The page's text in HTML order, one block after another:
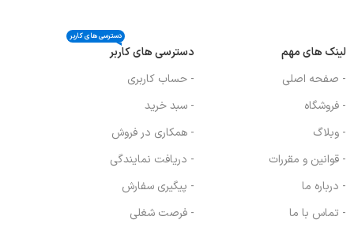
لینک های مهم
- صفحه اصلی
- فروشگاه
- وبلاگ
- قوانین و مقررات
- درباره ما
- تماس با ما
دسترسی های کاربر
دسترسی های کاربر
- حساب کاربری
- سبد خرید
- همکاری در فروش
- دریافت نمایندگی
- پیگیری سفارش
- فرصت شغلی